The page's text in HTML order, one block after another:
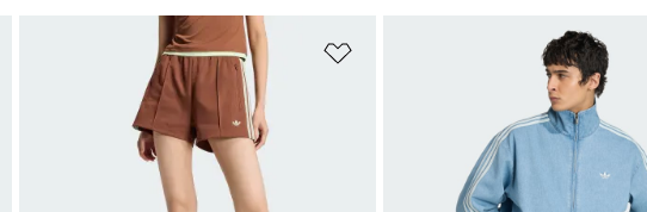
Favori Listesine Ekle